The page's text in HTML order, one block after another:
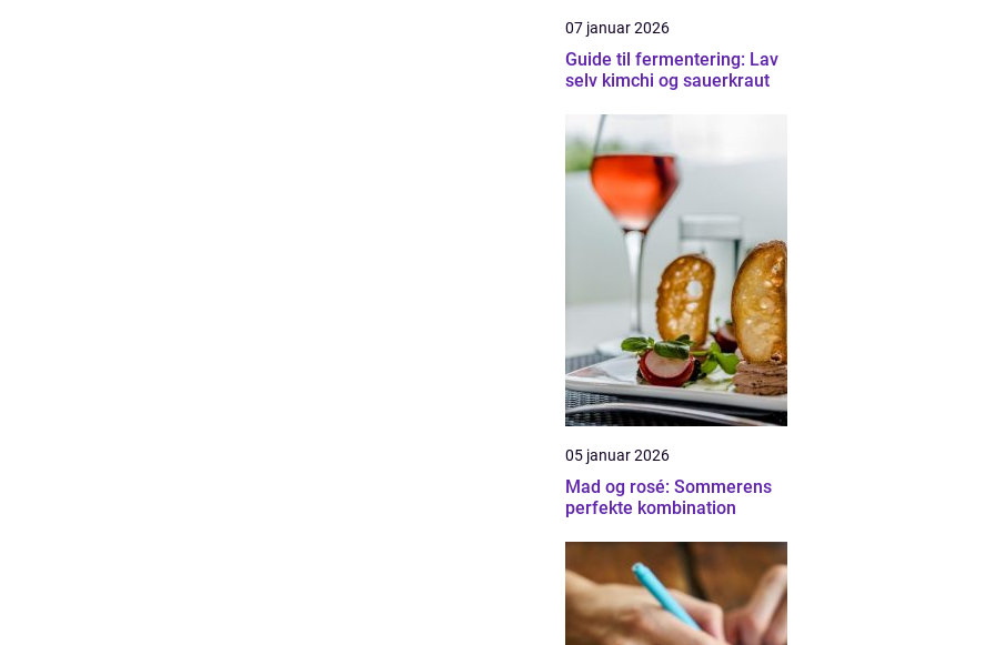
07 januar 2026
Guide til fermentering: Lav
selv kimchi og sauerkraut
05 januar 2026
Mad og rosé: Sommerens
perfekte kombination